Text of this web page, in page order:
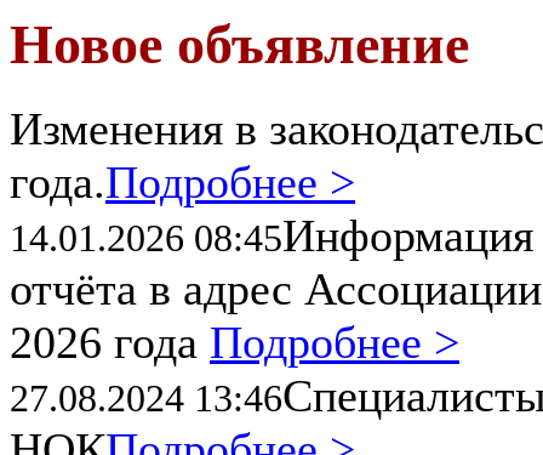
Новое объявление
Изменения в
года.Подробнее >
14.01.2026 08:45Информация
отчёта в адрес
2026 года Подробнее >
27.08.2024 13:46